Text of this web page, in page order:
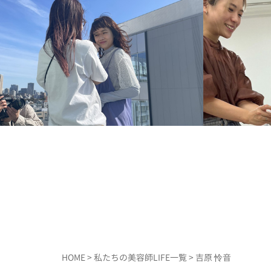
HOME> 私たちの美容師LIFE一覧> 吉原 怜音